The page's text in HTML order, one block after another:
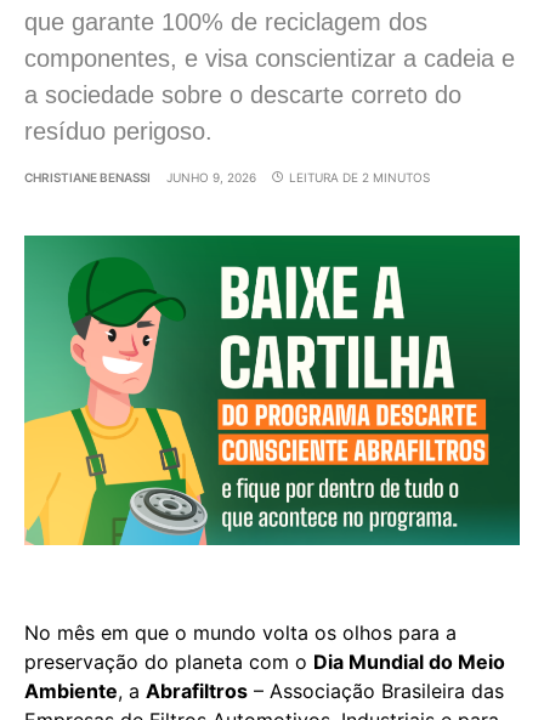
que garante 100% de reciclagem dos
componentes, e visa conscientizar a cadeia e
a sociedade sobre o descarte correto do
resíduo perigoso.
CHRISTIANE BENASSI JUNHO 9, 2026 LEITURA DE 2 MINUTOS
No mês em que o mundo volta os olhos para a
preservação do planeta com o Dia Mundial do Meio
Ambiente, a Abrafiltros – Associação Brasileira das